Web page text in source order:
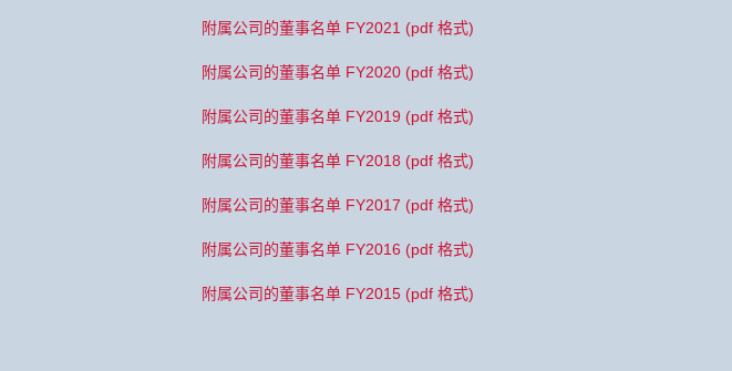
附属公司的董事名单 FY2021 (pdf 格式)
附属公司的董事名单 FY2020 (pdf 格式)
附属公司的董事名单 FY2019 (pdf 格式)
附属公司的董事名单 FY2018 (pdf 格式)
附属公司的董事名单 FY2017 (pdf 格式)
附属公司的董事名单 FY2016 (pdf 格式)
附属公司的董事名单 FY2015 (pdf 格式)